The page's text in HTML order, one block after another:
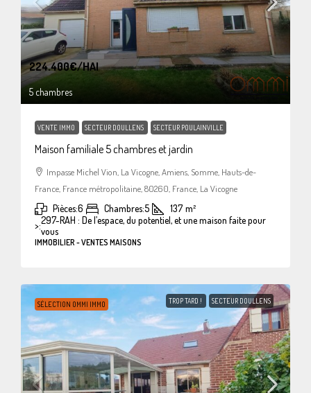
224.400€/HAI
5 chambres
VENTE IMMO SECTEUR DOULLENS SECTEUR POULAINVILLE
Maison familiale 5 chambres et jardin
Impasse Michel Vion, La Vicogne, Amiens, Somme, Hauts-de-
France, France métropolitaine, 80260, France, La Vicogne
Pièces:6 Chambres:5 137 m²
>:297-RAH : De l’espace, du potentiel, et une maison faite pour
vous
IMMOBILIER - VENTES MAISONS
SÉLECTION OMMI IMMO TROP TARD ! SECTEUR DOULLENS